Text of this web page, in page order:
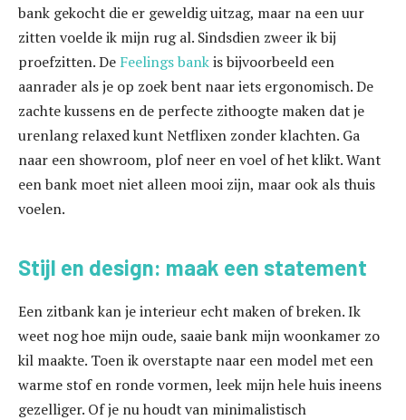
bank gekocht die er geweldig uitzag, maar na een uur
zitten voelde ik mijn rug al. Sindsdien zweer ik bij
proefzitten. De Feelings bankis bijvoorbeeld een
aanrader als je op zoek bent naar iets ergonomisch. De
zachte kussens en de perfecte zithoogte maken dat je
urenlang relaxed kunt Netflixen zonder klachten. Ga
naar een showroom, plof neer en voel of het klikt. Want
een bank moet niet alleen mooi zijn, maar ook als thuis
voelen.
Stijl en design: maak een statement
Een zitbank kan je interieur echt maken of breken. Ik
weet nog hoe mijn oude, saaie bank mijn woonkamer zo
kil maakte. Toen ik overstapte naar een model met een
warme stof en ronde vormen, leek mijn hele huis ineens
gezelliger. Of je nu houdt van minimalistisch